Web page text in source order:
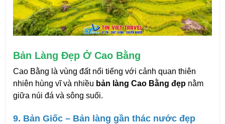
Bản Làng Đẹp Ở Cao Bằng
Cao Bằng là vùng đất nổi tiếng với cảnh quan thiên
nhiên hùng vĩ và nhiều bản làng Cao Bằng đẹp nằm
giữa núi đá và sông suối.
9. Bản Giốc – Bản làng gần thác nước đẹp